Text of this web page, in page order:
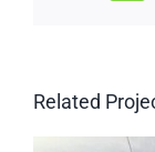
Related